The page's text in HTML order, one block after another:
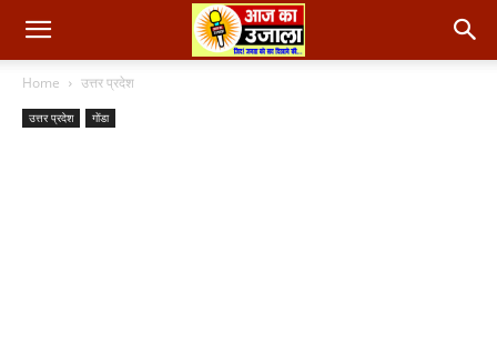
Home उत्तर प्रदेश
उत्तर प्रदेश गोंडा